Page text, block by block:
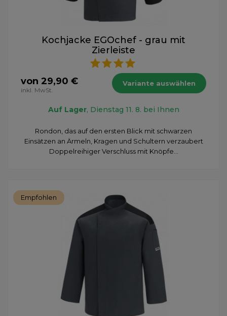
Kochjacke EGOchef - grau mit
Zierleiste
von 29,90 €
inkl. MwSt.
Variante auswählen
Auf Lager, Dienstag 11. 8. bei Ihnen
Rondon, das auf den ersten Blick mit schwarzen
Einsätzen an Ärmeln, Kragen und Schultern verzaubert
Doppelreihiger Verschluss mit Knöpfe...
Empfohlen